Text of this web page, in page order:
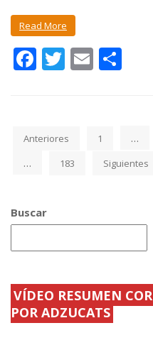
Read More
F
o
T E
ar
ti
Anteriores 1 …
… 183 Siguientes
Buscar
VÍDEO RESUMEN
POR ADZUCATS